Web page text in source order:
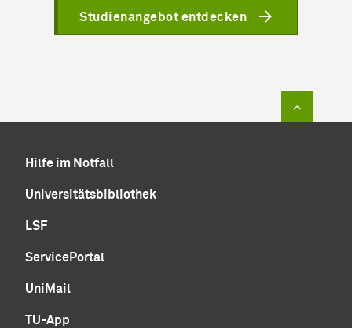
Studienangebot entdecken
Hilfe im Notfall
Universitätsbibliothek
LSF
ServicePortal
UniMail
TU-App